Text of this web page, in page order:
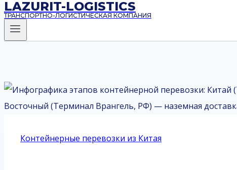
LAZURIT-LOGISTICS
ТРАНСПОРТНО-ЛОГИСТИЧЕСКАЯ КОМПАНИЯ
Контейнерные перевозки из Китая